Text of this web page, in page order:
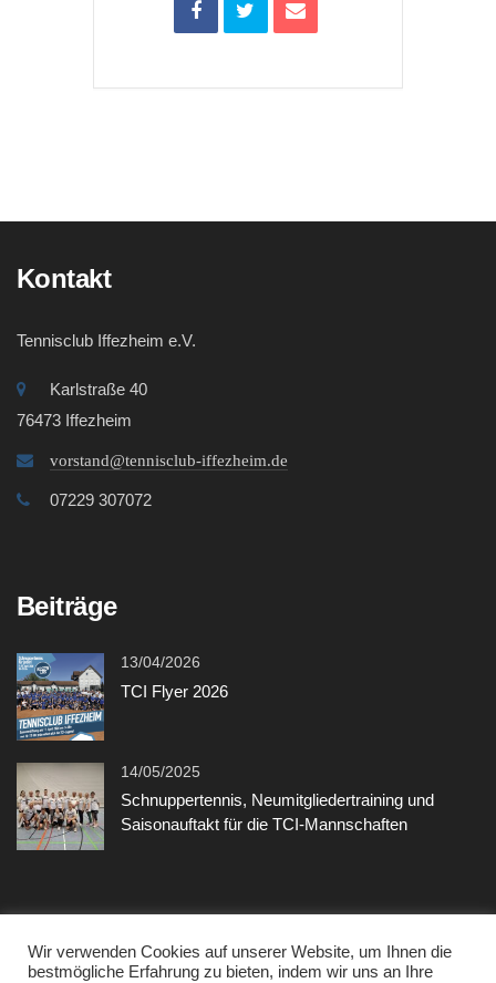
Kontakt
Tennisclub Iffezheim e.V.
Karlstraße 40
76473 Iffezheim
vorstand@tennisclub-iffezheim.de
07229 307072
Beiträge
13/04/2026
TCI Flyer 2026
14/05/2025
Schnuppertennis, Neumitgliedertraining und
Saisonauftakt für die TCI-Mannschaften
Sonstiges
Wir verwenden Cookies auf unserer Website, um Ihnen die
bestmögliche Erfahrung zu bieten, indem wir uns an Ihre